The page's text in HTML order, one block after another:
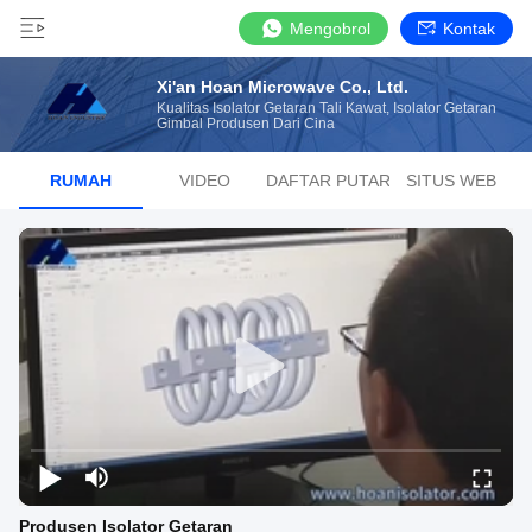
Mengobrol Kontak
Xi'an Hoan Microwave Co., Ltd.
Kualitas Isolator Getaran Tali Kawat, Isolator Getaran
Gimbal Produsen Dari Cina
RUMAH VIDEO DAFTAR PUTAR SITUS WEB
Produsen Isolator Getaran